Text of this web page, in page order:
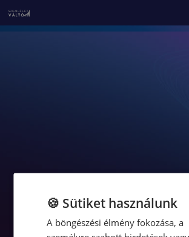
🍪 Sütiket használunk
A böngészési élmény fokozása, a